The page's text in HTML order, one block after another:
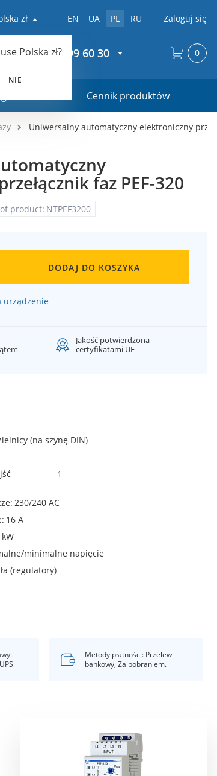
zł
Polska zł?
NIE
EN UA PL RU Zaloguj się
+48 22 299 60 30
Cennik produktów
0
Uniwersalny automatyczny elektroniczny
faz PEF-320
product: NTPEF3200
DODAJ DO KOSZYKA
urządzenie
Jakość potwierdzona
certyfikatami UE
(na szynę DIN)
1
230/240 AC
16 A
minimalne napięcie
(regulatory)
Metody płatności: Przelew
bankowy, Za pobraniem.